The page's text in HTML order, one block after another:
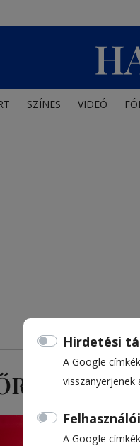
Hirdetési
A Google
A Google
SZÍNES VIDEÓ
HÍR